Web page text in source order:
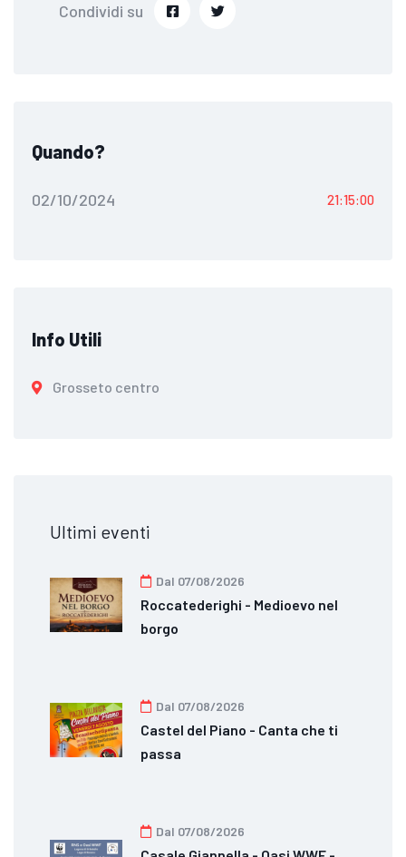
Condividi su
Quando?
02/10/2024 21:15:00
Info Utili
Grosseto centro
Ultimi eventi
Dal 07/08/2026
Roccatederighi - Medioevo nel
borgo
Dal 07/08/2026
Castel del Piano - Canta che ti
passa
Dal 07/08/2026